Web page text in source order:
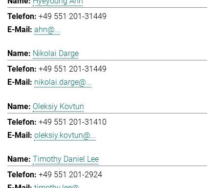
+49 551 201-31449
ahn@...
Nikolai Darge
+49 551 201-31449
nikolai.darge@...
Oleksiy Kovtun
+49 551 201-31410
oleksiy.kovtun@...
Timothy Daniel Lee
+49 551 201-2924